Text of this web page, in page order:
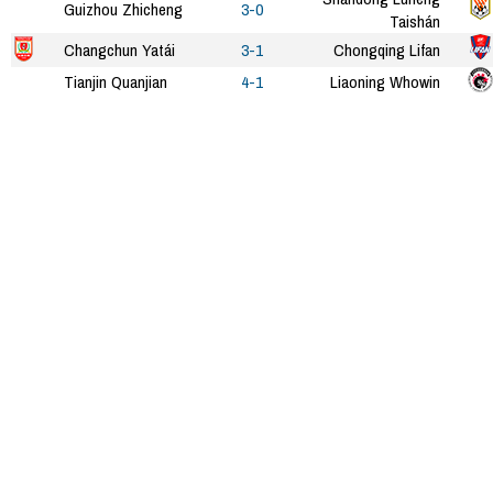
Guizhou Zhicheng
3-0
Taishán
Changchun Yatái
3-1
Chongqing Lifan
Tianjin Quanjian
4-1 Liaoning Whowin